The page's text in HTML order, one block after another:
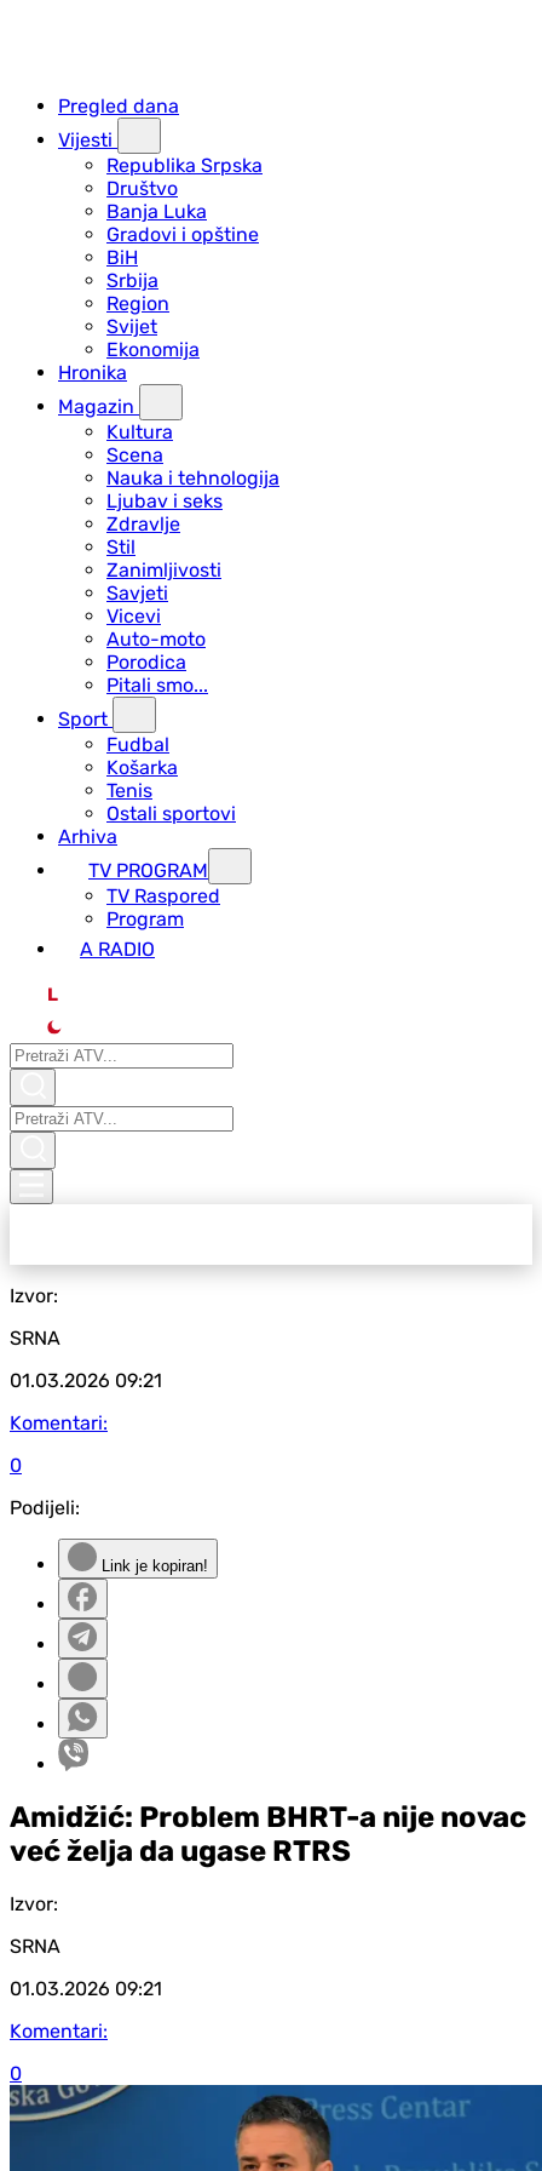
Pregled dana
Vijesti
Republika Srpska
Društvo
Banja Luka
Gradovi i opštine
BiH
Srbija
Region
Svijet
Ekonomija
Hronika
Magazin
Kultura
Scena
Nauka i tehnologija
Ljubav i seks
Zdravlje
Stil
Zanimljivosti
Savjeti
Vicevi
Auto-moto
Porodica
Pitali smo...
Sport
Fudbal
Košarka
Tenis
Ostali sportovi
Arhiva
TV PROGRAM
ТV Raspored
Program
A RADIO
L
Izvor:
SRNA
01.03.2026 09:21
Komentari:
0
Podijeli:
Link je kopiran!
Amidžić: Problem BHRT-a nije novac
već želja da ugase RTRS
Izvor:
SRNA
01.03.2026 09:21
Komentari:
0